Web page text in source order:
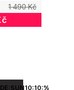
1 490 Kč